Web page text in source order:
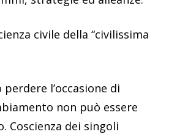
civile della “civilissima
l’occasione di
non può essere
Coscienza dei singoli